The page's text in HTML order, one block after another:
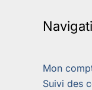
Mon
Suivi des